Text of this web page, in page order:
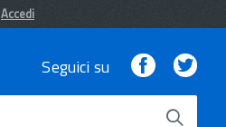
Accedi
Seguici su Facebook